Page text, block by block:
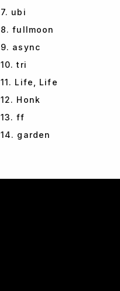
7. ubi
8. fullmoon
9. async
10. tri
11. Life, Life
12. Honk
13. ff
14. garden